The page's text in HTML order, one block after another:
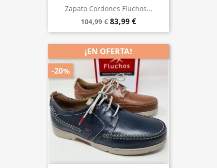
Zapato Cordones Fluchos...
104,99 € 83,99 €
¡EN OFERTA!
-20%